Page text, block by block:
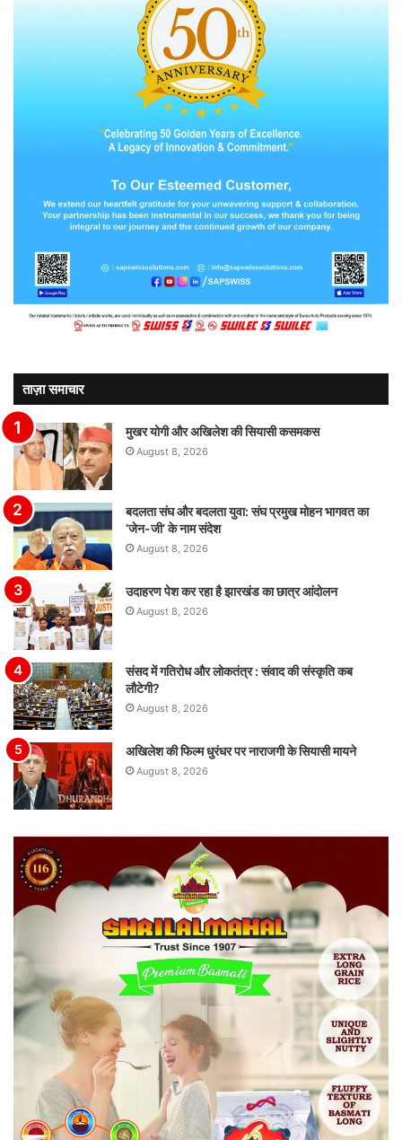
ताज़ा समाचार
मुखर योगी और अखिलेश की सियासी कसमकस
August 8, 2026
बदलता संघ और बदलता युवा: संघ प्रमुख मोहन भागवत का
‘जेन-जी’ के नाम संदेश
August 8, 2026
उदाहरण पेश कर रहा है झारखंड का छात्र आंदोलन
August 8, 2026
संसद में गतिरोध और लोकतंत्र : संवाद की संस्कृति कब
लौटेगी?
August 8, 2026
अखिलेश की फिल्म धुरंधर पर नाराजगी के सियासी मायने
August 8, 2026